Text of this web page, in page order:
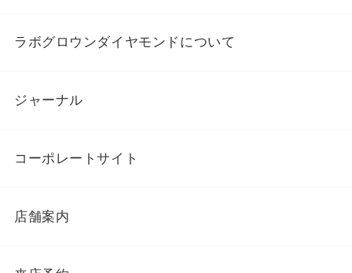
ラボグロウンダイヤモンドについて
ジャーナル
コーポレートサイト
店舗案内